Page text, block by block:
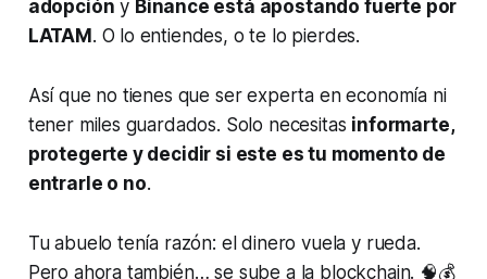
adopción y Binance está apostando fuerte por
LATAM . O lo entiendes, o te lo pierdes.
Así que no tienes que ser experta en economía ni
tener miles guardados. Solo necesitas informarte,
protegerte y decidir si este es tu momento de
entrarle o no.
Tu abuelo tenía razón: el dinero vuela y rueda.
Pero ahora también… se sube a la blockchain. 🧠💰